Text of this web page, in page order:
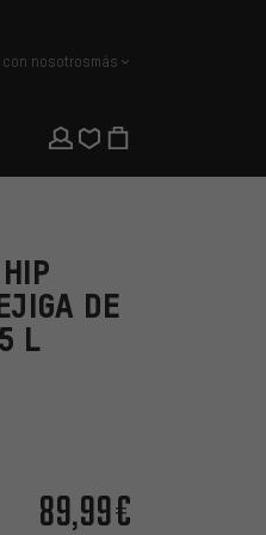
con nosotrosmás
DE
L
89,99€